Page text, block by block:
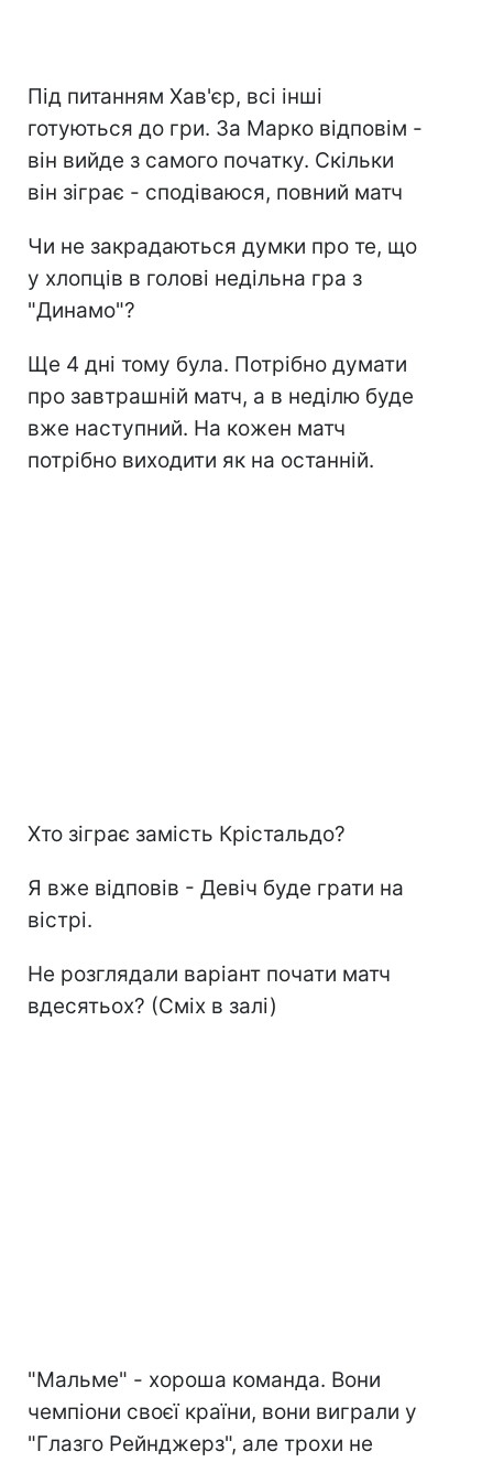
Під питанням Хав'єр, всі інші
готуються до гри. За Марко відповім -
він вийде з самого початку. Скільки
він зіграє - сподіваюся, повний матч
Чи не закрадаються думки про те, що
у хлопців в голові недільна гра з
"Динамо"?
Ще 4 дні тому була. Потрібно думати
про завтрашній матч, а в неділю буде
вже наступний. На кожен матч
потрібно виходити як на останній.
Хто зіграє замість Крістальдо?
Я вже відповів - Девіч буде грати на
вістрі.
Не розглядали варіант почати матч
вдесятьох? (Сміх в залі)
"Мальме" - хороша команда. Вони
чемпіони своєї країни, вони виграли у
"Глазго Рейнджерз", але трохи не